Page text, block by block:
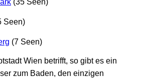
(35 Seen)
Seen)
(7 Seen)
Wien betrifft, so gibt es ein
zum Baden, den einzigen